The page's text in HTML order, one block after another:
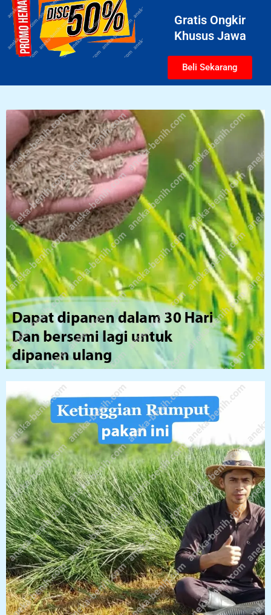
Gratis Ongkir
Khusus Jawa
Beli Sekarang